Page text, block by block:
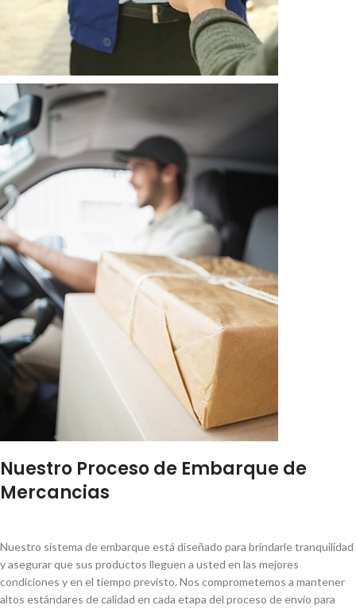
Nuestro Proceso de Embarque de
Mercancias
Nuestro sistema de embarque está diseñado para brindarle tranquilidad
y asegurar que sus productos lleguen a usted en las mejores
condiciones y en el tiempo previsto. Nos comprometemos a mantener
altos estándares de calidad en cada etapa del proceso de envío para